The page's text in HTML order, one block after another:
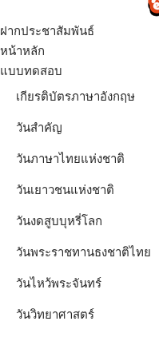
ฝากประชาสัมพันธ์
เมนู
หน้าหลัก
แบบทดสอบ
เกียรติบัตรภาษาอังกฤษ
วันสำคัญ
วันภาษาไทยแห่งชาติ
วันเยาวชนแห่งชาติ
วันงดสูบบุหรี่โลก
วันพระราชทานธงชาติไทย
วันไหว้พระจันทร์​
วันวิทยาศาสตร์